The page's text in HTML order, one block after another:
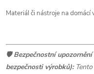
Materiál či nástroje na domácí
🛡️ Bezpečnostní
bezpečnosti výrobků):Tento